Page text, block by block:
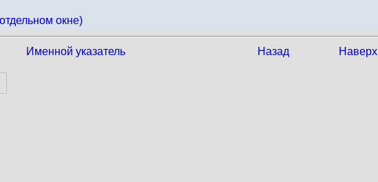
окне)
Именной указатель Назад
Наверх